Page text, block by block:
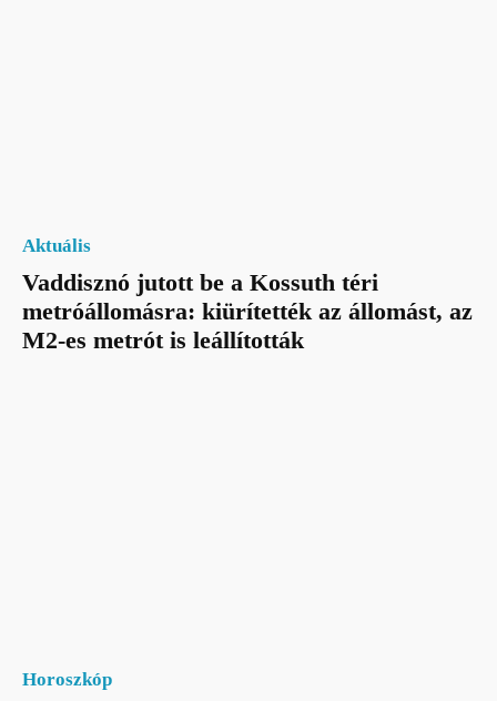
Aktuális
Vaddisznó jutott be a Kossuth téri
metróállomásra: kiürítették az állomást, az
M2-es metrót is leállították
Horoszkóp